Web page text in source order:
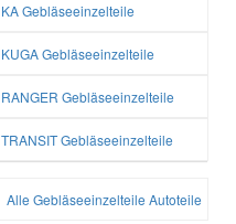
KA Gebläseeinzelteile
KUGA Gebläseeinzelteile
RANGER Gebläseeinzelteile
TRANSIT Gebläseeinzelteile
Alle Gebläseeinzelteile Autoteile